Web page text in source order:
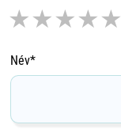
★★★★★
Név*